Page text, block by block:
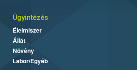
Ügyintézés
Élelmiszer
Állat
Növény
Labor/Egyéb